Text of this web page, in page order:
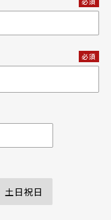
必須
土日祝日